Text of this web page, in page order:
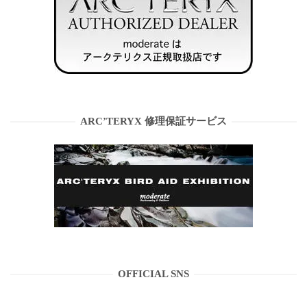
ARC’TERYX 修理保証サービス
OFFICIAL SNS